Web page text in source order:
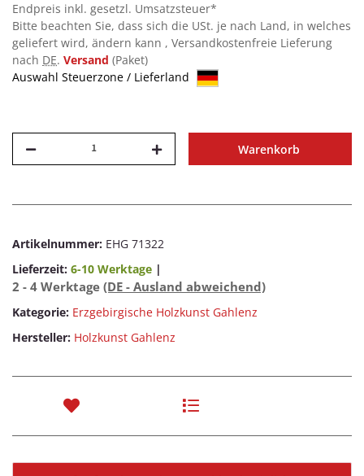
Endpreis inkl. gesetzl. Umsatzsteuer*
Bitte beachten Sie, dass sich die USt. je nach Land, in welches
geliefert wird, ändern kann , Versandkostenfreie Lieferung
nach DE. Versand (Paket)
Auswahl Steuerzone / Lieferland
Warenkorb
Artikelnummer: EHG 71322
Lieferzeit: 6-10 Werktage |
2 - 4 Werktage (DE - Ausland abweichend)
Kategorie: Erzgebirgische Holzkunst Gahlenz
Hersteller: Holzkunst Gahlenz